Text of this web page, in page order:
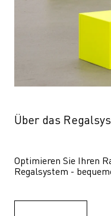
Über das
Optimieren Sie Ihren
Regalsystem -